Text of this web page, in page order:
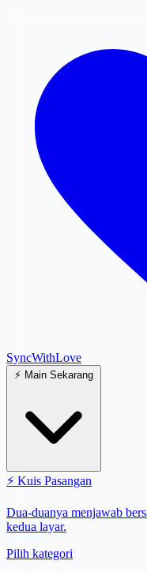
SyncWithLove
⚡ Main Sekarang
⚡ Kuis Pasangan
Dua-duanya menjawab
kedua layar.
Pilih kategori